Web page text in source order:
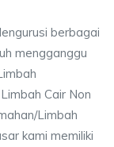
berbagai
mengganggu
Cair Non
Limbah
kami memiliki